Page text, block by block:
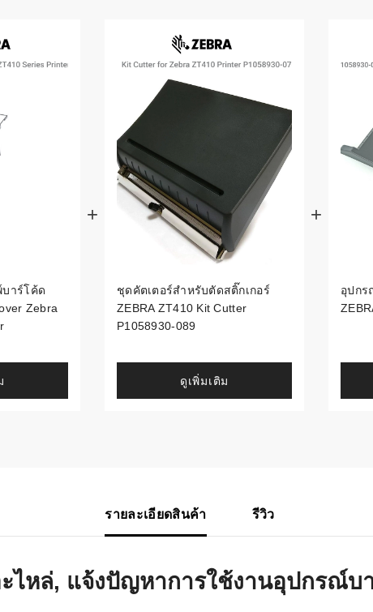
าร์โค้ดในงาน
ม
มยานยนต์
ดใน
เสื้อผ้า
ดใน
ดในด้านการ
ค้ดในคลัง
บาร์โค้ด
Zebra
ชุดคัตเตอร์สำหรับตัดสติ๊กเกอร์
ZEBRA ZT410 Kit Cutter
P1058930-089
ดูเพิ่มเติม
อุปกร
รายละเอียดสินค้า รีวิว
ไหล่, แจ้งปัญหาการใช้งานอุปกรณ์บ